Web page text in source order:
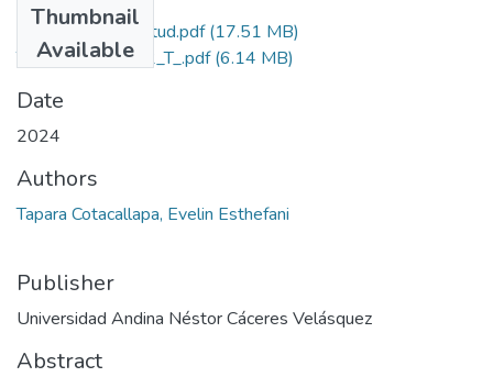
Thumbnail
Available
Grado de Similitud.pdf(17.51 MB)
T036_72743102_T_.pdf(6.14 MB)
Date
2024
Authors
Tapara Cotacallapa, Evelin Esthefani
Publisher
Universidad Andina Néstor Cáceres Velásquez
Abstract